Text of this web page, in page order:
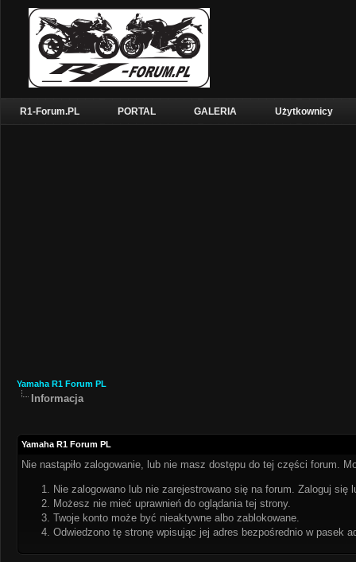
R1-Forum.PL PORTAL GALERIA Użytkownicy
Yamaha R1 Forum PL
Informacja
Yamaha R1 Forum PL
Nie nastąpiło zalogowanie, lub nie masz dostępu do tej części forum.
Nie zalogowano lub nie zarejestrowano się na forum. Zaloguj się
Możesz nie mieć uprawnień do oglądania tej strony.
Twoje konto może być nieaktywne albo zablokowane.
Odwiedzono tę stronę wpisując jej adres bezpośrednio w pasek